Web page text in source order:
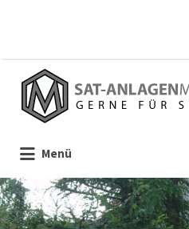
Suchen
nach:
Menü